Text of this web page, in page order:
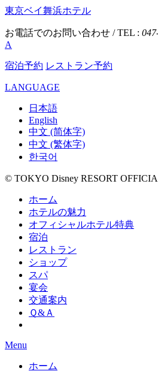
東京ベイ舞浜ホテル
お電話でのお問い合わせ / TEL :
A
宿泊予約 レストラン予約
LANGUAGE
日本語
English
中文 (简体字)
中文 (繁体字)
한국어
© TOKYO Disney RESORT
ホーム
ホテルの魅力
オフィシャルホテル特典
宿泊
レストラン
ショップ
スパ
宴会
交通案内
Ｑ&Ａ
Menu
ホーム